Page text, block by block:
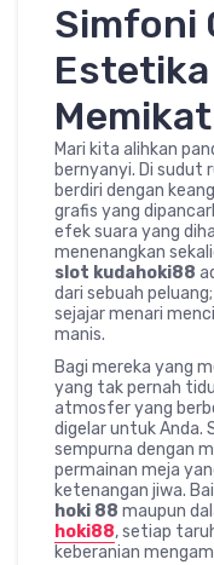
Simfoni
Estetika
Memikat
Mari kita alihkan
bernyanyi. Di sudut
berdiri dengan
grafis yang
efek suara yang
menenangkan
slot kudahoki88
dari sebuah
sejajar menari
manis.
Bagi mereka yang
yang tak pernah
atmosfer yang
digelar untuk Anda.
sempurna dengan
permainan meja
ketenangan jiwa.
hoki 88 maupun
hoki88, setiap
keberanian